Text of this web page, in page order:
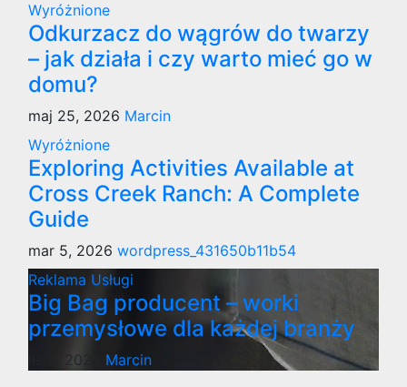
Wyróżnione
Odkurzacz do wągrów do twarzy
– jak działa i czy warto mieć go w
domu?
maj 25, 2026 Marcin
Wyróżnione
Exploring Activities Available at
Cross Creek Ranch: A Complete
Guide
mar 5, 2026 wordpress_431650b11b54
Reklama Usługi
Big Bag producent – worki
przemysłowe dla każdej branży
lis 8, 2025 Marcin